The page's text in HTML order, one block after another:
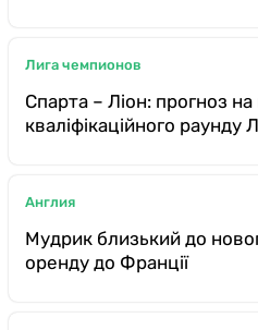
Лига чемпионов
Спарта – Ліон: прогноз
кваліфікаційного раунду
Англия
Мудрик близький до
оренду до Франції